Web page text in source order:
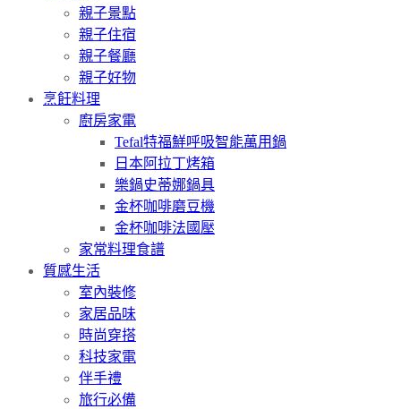
親子景點
親子住宿
親子餐廳
親子好物
烹飪料理
廚房家電
Tefal特福鮮呼吸智能萬用鍋
日本阿拉丁烤箱
樂鍋史蒂娜鍋具
金杯咖啡磨豆機
金杯咖啡法國壓
家常料理食譜
質感生活
室內裝修
家居品味
時尚穿搭
科技家電
伴手禮
旅行必備